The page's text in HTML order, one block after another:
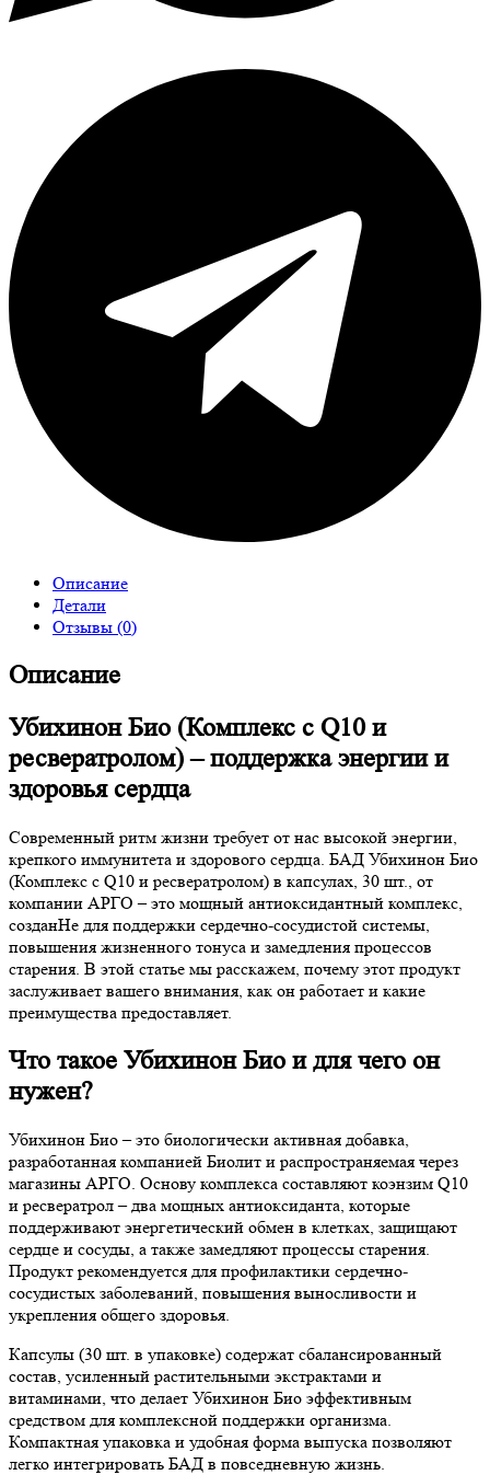
Описание
Детали
Отзывы (0)
Описание
Убихинон Био (Комплекс с Q10 и
ресвератролом) – поддержка энергии и
здоровья сердца
Современный ритм жизни требует от нас высокой энергии,
крепкого иммунитета и здорового сердца. БАД Убихинон Био
(Комплекс с Q10 и ресвератролом) в капсулах, 30 шт., от
компании АРГО – это мощный антиоксидантный комплекс,
созданHe для поддержки сердечно-сосудистой системы,
повышения жизненного тонуса и замедления процессов
старения. В этой статье мы расскажем, почему этот продукт
заслуживает вашего внимания, как он работает и какие
преимущества предоставляет.
Что такое Убихинон Био и для чего он
нужен?
Убихинон Био – это биологически активная добавка,
разработанная компанией Биолит и распространяемая через
магазины АРГО. Основу комплекса составляют коэнзим Q10
и ресвератрол – два мощных антиоксиданта, которые
поддерживают энергетический обмен в клетках, защищают
сердце и сосуды, а также замедляют процессы старения.
Продукт рекомендуется для профилактики сердечно-
сосудистых заболеваний, повышения выносливости и
укрепления общего здоровья.
Капсулы (30 шт. в упаковке) содержат сбалансированный
состав, усиленный растительными экстрактами и
витаминами, что делает Убихинон Био эффективным
средством для комплексной поддержки организма.
Компактная упаковка и удобная форма выпуска позволяют
легко интегрировать БАД в повседневную жизнь.